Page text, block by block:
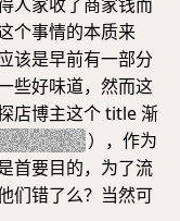
个事情的本质来
该是早前有一部分
些好味道，然而这
店博主这个 title 渐
还是全职），作为
首要目的，为了流
们错了么？当然可